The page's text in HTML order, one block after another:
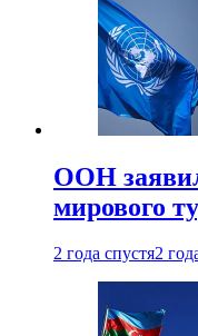
ООН
мирового
2 года спустя2